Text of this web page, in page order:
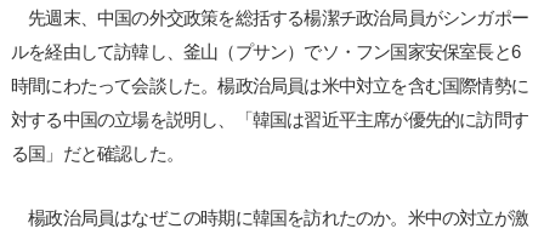
先週末、中国の外交政策を総括する楊潔チ政治局員がシンガポー
ルを経由して訪韓し、釜山（プサン）でソ・フン国家安保室長と6
時間にわたって会談した。楊政治局員は米中対立を含む国際情勢に
対する中国の立場を説明し、「韓国は習近平主席が優先的に訪問す
る国」だと確認した。
楊政治局員はなぜこの時期に韓国を訪れたのか。米中の対立が激